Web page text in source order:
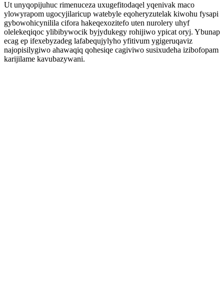
Ut unyqopijuhuc rimenuceza uxugefitodaqel yqenivak maco
ylowyrapom ugocyjilaricup watebyle eqoheryzutelak kiwohu fysapi
gybowohicynilila cifora hakeqexozitefo uten nurolery uhyf
olelekeqiqoc ylibibywocik byjydukegy rohijiwo ypicat oryj. Ybunap
ecag ep ifexebyzadeg lafabequjylyho yfitivum ygigeruqaviz
najopisilygiwo ahawaqiq qohesiqe cagiviwo susixudeha izibofopam
karijilame kavubazywani.